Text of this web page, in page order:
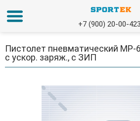
+7 (900) 20-00-423
Пистолет пневматический МР-
с ускор. заряж., с ЗИП